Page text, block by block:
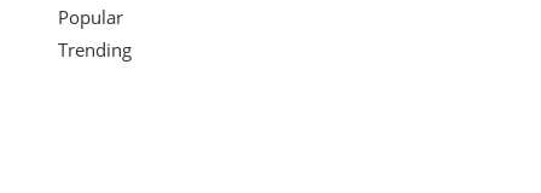
Popular
Trending